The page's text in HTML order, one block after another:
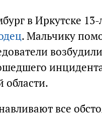
в Иркутске
. Мальчику
области.
все